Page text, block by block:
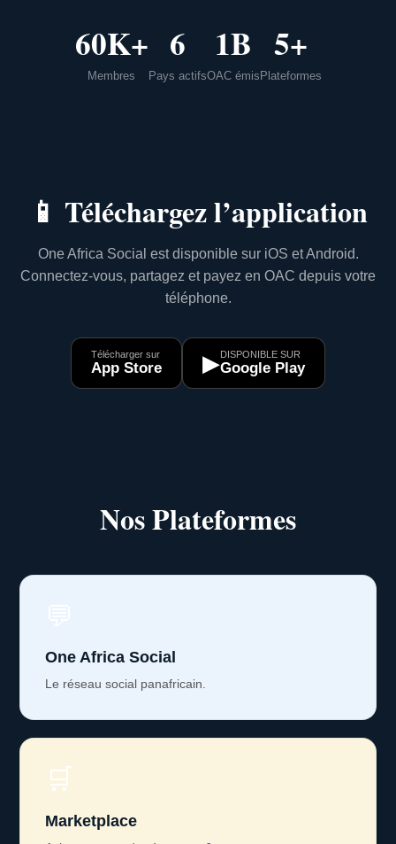
60K+
Membres
6
Pays actifs
1B
OAC émis
5+
Plateformes
📱 Téléchargez l’application
One Africa Social est disponible sur iOS et Android.
Connectez-vous, partagez et payez en OAC depuis votre
téléphone.
Télécharger sur
App Store ▶DISPONIBLE SUR
Google Play
Nos Plateformes
One Africa Social
Le réseau social panafricain.
🛒
Marketplace